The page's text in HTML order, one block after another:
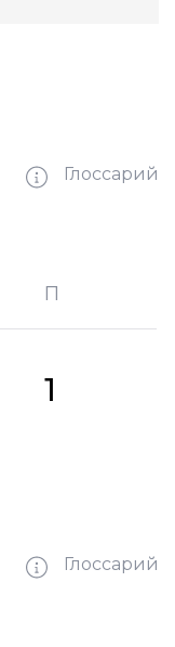
Глоссарий
П
1
Глоссарий